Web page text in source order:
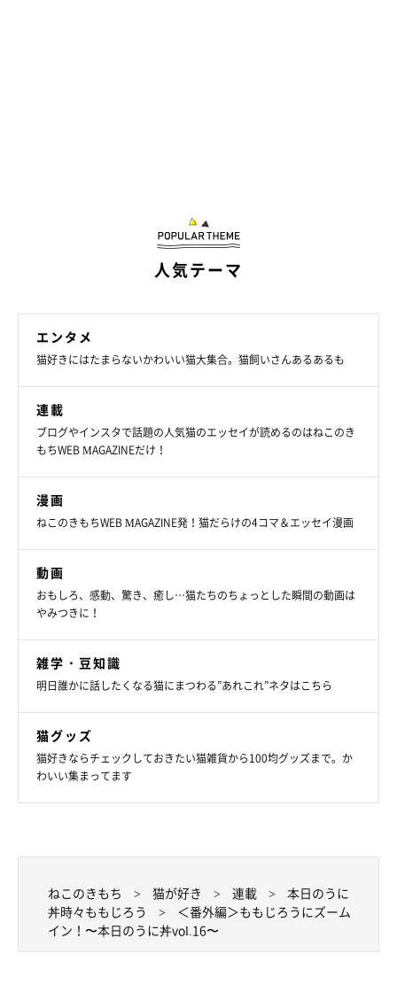
では最後に、ももじろうさん。
同居の2匹にメッセージをお願いします！
To:うに
まだまだお前には負けないぞ！o(｀ω´；)
もうちょっと大人しくなってくれればなぁ･･･(＝∀＝；)
次回予告
次回は末っコ・てんてんの魅力に迫ります！
人気テーマ
エンタメ
猫好きにはたまらないかわいい猫大集合。猫飼いさんあるあるも
連載
ブログやインスタで話題の人気猫のエッセイが読めるのはねこのき
もちWEB MAGAZINEだけ！
漫画
ねこのきもちWEB MAGAZINE発！猫だらけの4コマ＆エッセイ漫画
動画
おもしろ、感動、驚き、癒し…猫たちのちょっとした瞬間の動画は
やみつきに！
雑学・豆知識
明日誰かに話したくなる猫にまつわる”あれこれ”ネタはこちら
猫グッズ
猫好きならチェックしておきたい猫雑貨から100均グッズまで。か
わいい集まってます
ねこのきもち 猫が好き 連載
本日のうに
丼時々ももじろう
＜番外編＞ももじろうにズーム
イン！〜本日のうに丼vol.16〜